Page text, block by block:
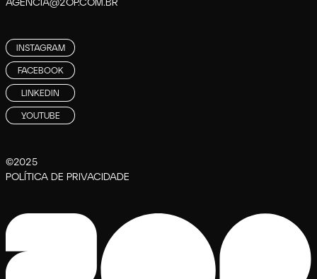
INSTAGRAM
FACEBOOK
LINKEDIN
YOUTUBE
©2025
POLÍTICA DE PRIVACIDADE